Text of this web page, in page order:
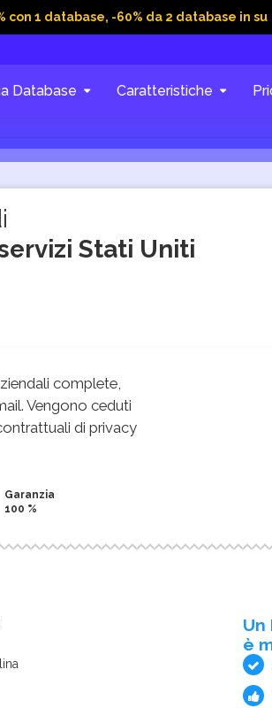
con 1 database, -60% da 2 database in su
Database Caratteristiche
Stati Uniti
complete,
Vengono ceduti
di privacy
Garanzia
100 %
Un
è